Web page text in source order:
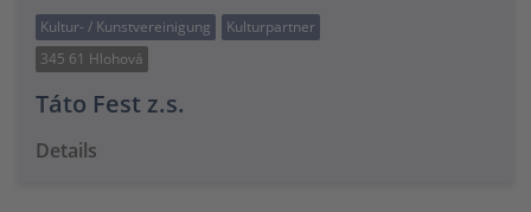
Kultur- / Kunstvereinigung
Kulturpartner
345 61 Hlohová
Táto Fest z.s.
Details